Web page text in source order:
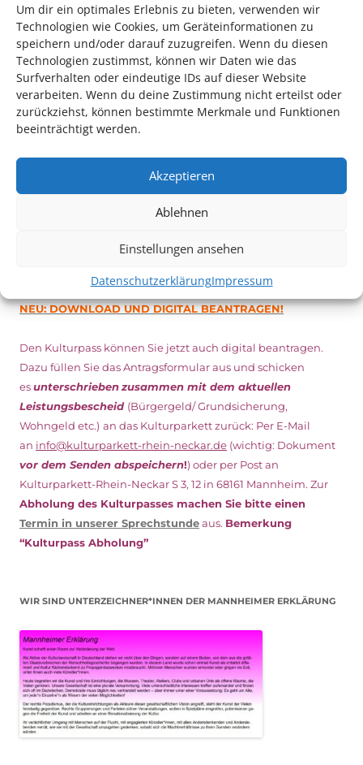
Um dir ein optimales Erlebnis zu bieten, verwenden wir
Technologien wie Cookies, um Geräteinformationen zu
speichern und/oder darauf zuzugreifen. Wenn du diesen
Technologien zustimmst, können wir Daten wie das
Surfverhalten oder eindeutige IDs auf dieser Website
verarbeiten. Wenn du deine Zustimmung nicht erteilst oder
zurückziehst, können bestimmte Merkmale und Funktionen
beeinträchtigt werden.
Akzeptieren
Ablehnen
Einstellungen ansehen
DatenschutzerklärungImpressum
Auch dieses Jahr findet wieder das Festival des deutschen
Filmsin Ludwigshafen statt.
Vom 19. August bist zum 9. SeptemberhabenKulturpass-
Inhaber*innen freien Eintritt
Weitere Details zum Festival finden Sie
NEU: DOWNLOAD UND DIGITAL BEANTRAGEN!
Den Kulturpass können Sie jetzt auch digital beantragen.
Dazu füllen Sie das Antragsformular aus und schicken
esunterschriebenzusammen mit dem aktuellen
Leistungsbescheid (Bürgergeld/ Grundsicherung,
Wohngeld etc.) an das Kulturparkett zurück: Per E-Mail
an info@kulturparkett-rhein-neckar.de (wichtig: Dokument
vor dem Senden abspeichern!) oder per Post an
Kulturparkett-Rhein-Neckar S 3, 12 in 68161 Mannheim. Zur
Abholung des Kulturpasses machen Sie bitte einen
Termin in unserer Sprechstundeaus. Bemerkung
“Kulturpass Abholung”
WIR SIND UNTERZEICHNER*INNEN DER MANNHEIMER ERKLÄRUNG